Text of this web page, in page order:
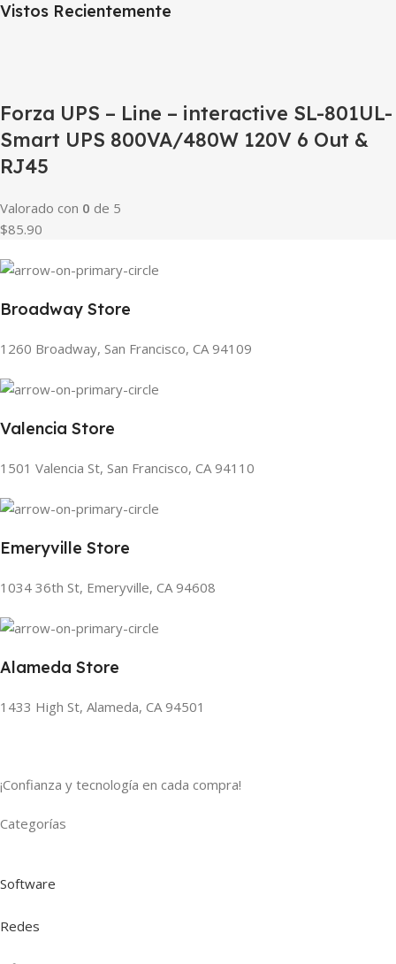
Vistos Recientemente
Forza UPS – Line – interactive SL-801UL-
Smart UPS 800VA/480W 120V 6 Out &
RJ45
Valorado con 0 de 5
$85.90
Broadway Store
1260 Broadway, San Francisco, CA 94109
Valencia Store
1501 Valencia St, San Francisco, CA 94110
Emeryville Store
1034 36th St, Emeryville, CA 94608
Alameda Store
1433 High St, Alameda, CA 94501
¡Confianza y tecnología en cada compra!
Categorías
Software
Redes